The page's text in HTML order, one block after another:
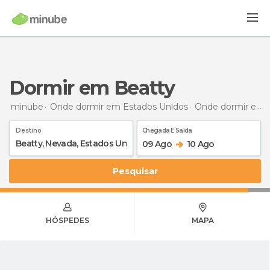
Dormir em Beatty
minube Onde dormir em Estados Unidos Onde dormir em Nevada
Destino Chegada E Saída
09 Ago 10 Ago
Pesquisar
HÓSPEDES MAPA